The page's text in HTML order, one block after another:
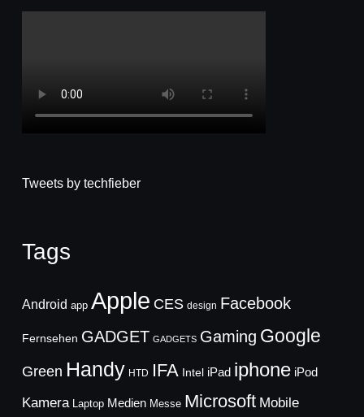
Tweets by techfieber
Tags
Android app Apple CES design Facebook
Fernsehen GADGET GADGETS Gaming Google
Green Handy HTD IFA Intel iPad iphone iPod
Kamera Laptop Medien Messe Microsoft Mobile